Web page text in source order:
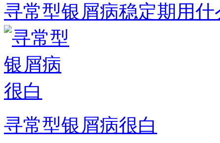
寻常型银屑病稳定期用什
寻常型银屑病很白